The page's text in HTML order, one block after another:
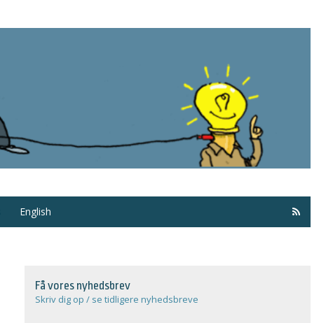
English
Få vores nyhedsbrev
Skriv dig op / se tidligere nyhedsbreve